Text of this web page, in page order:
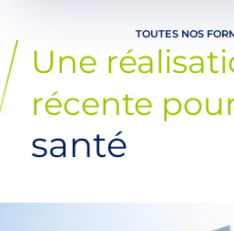
TOUTES NOS
Une
récente
santé